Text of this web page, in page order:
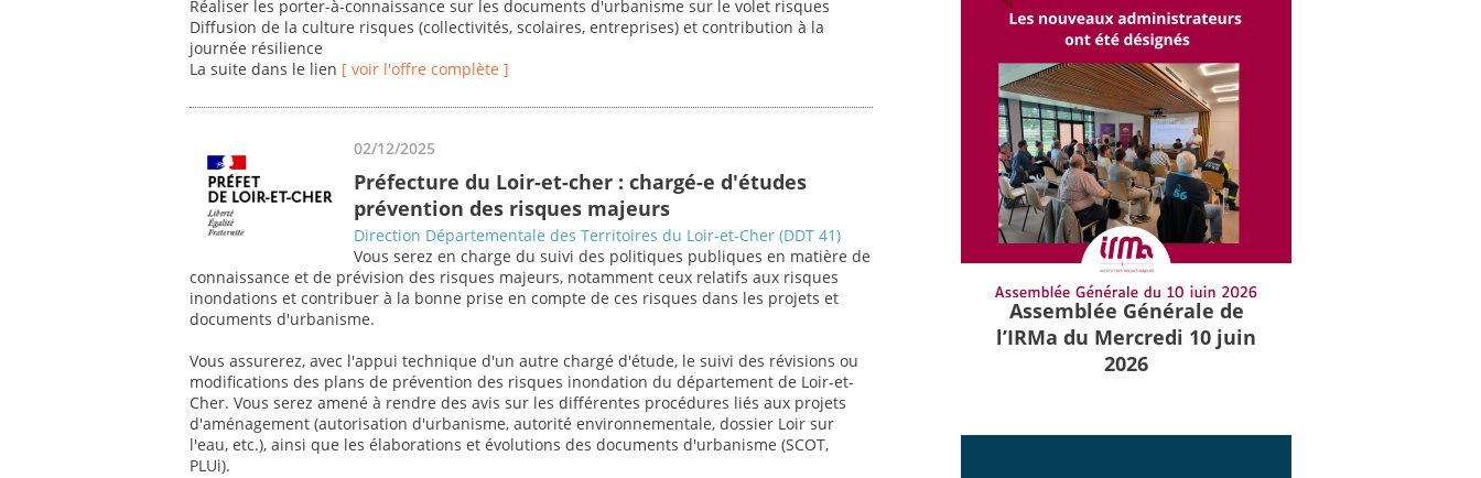
Réaliser les porter-à-connaissance sur les documents d'urbanisme sur le volet risques
Diffusion de la culture risques (collectivités, scolaires, entreprises) et contribution à la
journée résilience
La suite dans le lien [ voir l'offre complète ]
02/12/2025
Préfecture du Loir-et-cher : chargé-e d'études
prévention des risques majeurs
Direction Départementale des Territoires du Loir-et-Cher (DDT 41)
Vous serez en charge du suivi des politiques publiques en matière de
connaissance et de prévision des risques majeurs, notamment ceux relatifs aux risques
inondations et contribuer à la bonne prise en compte de ces risques dans les projets et
documents d'urbanisme.
Vous assurerez, avec l'appui technique d'un autre chargé d'étude, le suivi des révisions ou
modifications des plans de prévention des risques inondation du département de Loir-et-
Cher. Vous serez amené à rendre des avis sur les différentes procédures liés aux projets
d'aménagement (autorisation d'urbanisme, autorité environnementale, dossier Loir sur
l'eau, etc.), ainsi que les élaborations et évolutions des documents d'urbanisme (SCOT,
PLUi).
Assemblée Générale de
l’IRMa du Mercredi 10 juin
2026